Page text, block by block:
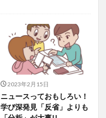
2023年2月15日
ニュースっておもしろい！
学び深発見「反省」よりも